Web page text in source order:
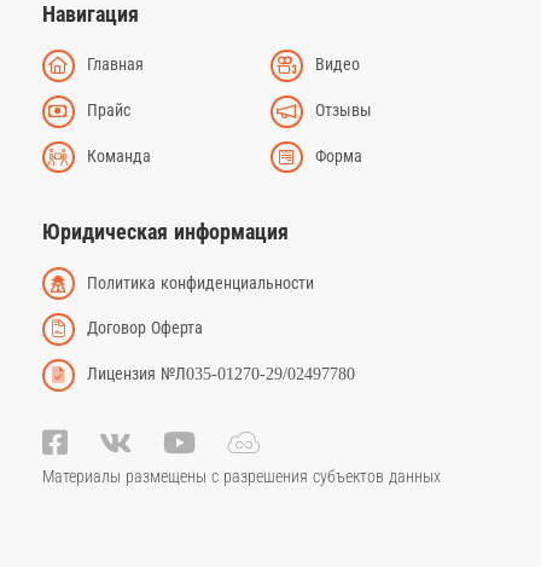
Навигация
Главная Видео
Прайс Отзывы
Команда Форма
Юридическая информация
Политика конфиденциальности
Договор Оферта
Лицензия №Л035-01270-29/02497780
Материалы размещены с разрешения субъектов данных